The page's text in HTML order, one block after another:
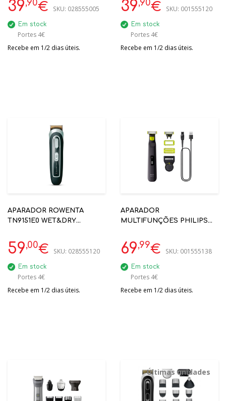
39,90€ SKU: 028555005
Em stock
Portes 4€
Recebe em 1/2 dias úteis.
39,90€ SKU: 001555120
Em stock
Portes 4€
Recebe em 1/2 dias úteis.
APARADOR ROWENTA
TN9151E0 WET&DRY
59,00€ SKU: 028555120
Em stock
Portes 4€
Recebe em 1/2 dias úteis.
APARADOR
MULTIFUNÇÕES PHILIPS
360
69,99€ SKU: 001555138
Em stock
Portes 4€
Recebe em 1/2 dias úteis.
Últimas unidades